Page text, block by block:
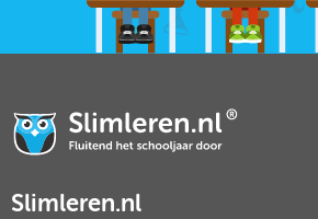
Slimleren.nl